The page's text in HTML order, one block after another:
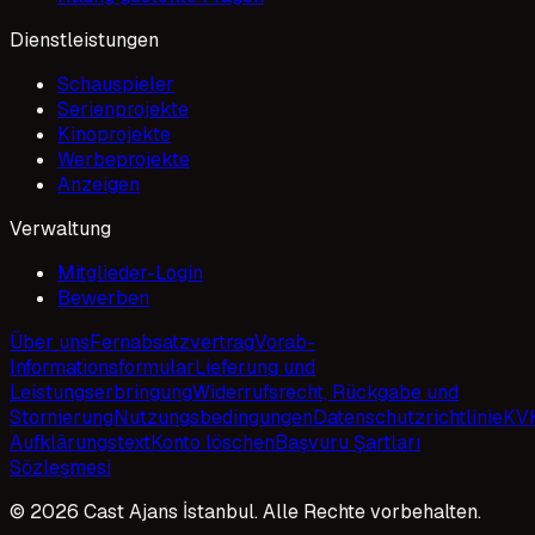
Dienstleistungen
Schauspieler
Serienprojekte
Kinoprojekte
Werbeprojekte
Anzeigen
Verwaltung
Mitglieder-Login
Bewerben
Über unsFernabsatzvertragVorab-
InformationsformularLieferung und
LeistungserbringungWiderrufsrecht, Rückgabe und
StornierungNutzungsbedingungenDatenschutzrichtlinie
AufklärungstextKonto löschenBaşvuru Şartları
Sözleşmesi
© 2026 Cast Ajans İstanbul. Alle Rechte vorbehalten.